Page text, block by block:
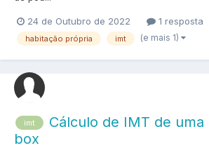
24 de Outubro de 2022 1 resposta
habitação própria imt (e mais 1)
imt
Cálculo de IMT de uma
box